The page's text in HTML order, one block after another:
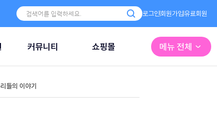
로그인회원가입유료회원
커뮤니티 쇼핑몰 메뉴 전체
들의 이야기